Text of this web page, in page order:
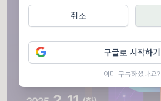
취소
구글로 시작하기
이미 구독하셨나요?